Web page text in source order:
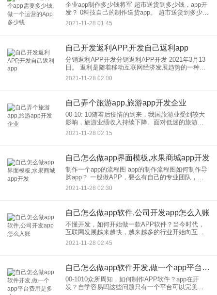
企业app制作多少钱将军 超市送货到多少钱，app开
发？ 0科技自己的制作送货app。 超市送货到多少
钱，app开发？ 0技术，制作，自助送货app1，需求
沟通，专业开发人员与客户沟通，
2021-11-28 01:45
自己开发返利APP,开发自己返利app
分销返利APP开发分销返利APP开发 2021年3月13
日。 返利是随着移动互联网经济发展趋势的一种新
的营销推广方式，那么企业关心的东映、分销、返
2021-11-28 02:00
自己弄个旅游app,旅游app开发企业
00-10: 10随着后疫情的到来，我国旅游业受到较大
影响，旅游业绩收入持续下降。面对低迷的旅游市
场，许多旅行社都把目光放在了线上。定制开发，
一款移动旅游APP，不仅能为线下用户提供便捷便
2021-11-28 02:15
自己怎么做app界面模板,水果商城app开发
制作一个app的流程图 app的制作流程图如何制作导
购app？ 一般做APP，要么有自己的专业团队，要
么找公司，外包不过，两方面，费用都比较高。目
前商场的导购app不需要编程，可以通过app的在线
2021-11-28 02:30
自己怎么做app软件,公司开发app怎么入账
不懂开发，如何开始做一款APP软件？当今时代，
互联网发展越来越快，越来越多的行业开始向互联
网转型。转型的主要方式是APP，那么如何制作
2021-11-28 02:45
自己怎么做app软件开发,做一个app平台费用是多少
00-1010众所周知，如何制作APP软件？app在开
发？自学容易吗这些问题只有一个平台可以完美回